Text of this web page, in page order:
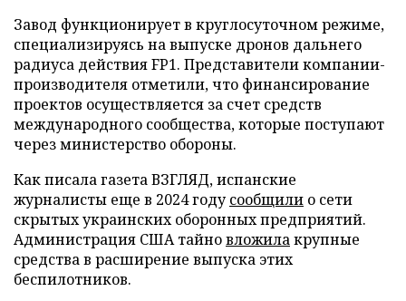
Завод функционирует в круглосуточном режиме,
специализируясь на выпуске дронов дальнего
радиуса действия FP1. Представители компании-
производителя отметили, что финансирование
проектов осуществляется за счет средств
международного сообщества, которые поступают
через министерство обороны.
Как писала газета ВЗГЛЯД, испанские
журналисты еще в 2024 годусообщили о сети
скрытых украинских оборонных предприятий.
Администрация США тайновложилакрупные
средства в расширение выпуска этих
беспилотников.